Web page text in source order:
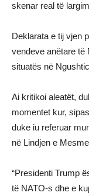
skenar real të
Deklarata e tij vjen
vendeve anëtare të
situatës në
Ai kritikoi aleatët,
momentet kur,
duke iu referuar
në Lindjen e
“Presidenti Trump
të NATO-s dhe e